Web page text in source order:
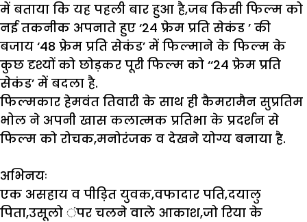
में बताया कि यह पहली बार हुआ है,जब किसी फिल्म को
नई तकनीक अपनाते हुए ‘24 फ्रेम प्रति सेकंड ’ की
बजाय ‘48 फ्रेम प्रति सेकंड’ में फिल्माने के फिल्म के
कुछ दृश्यों को छोड़कर पूरी फिल्म को ‘‘24 फ्रेम प्रति
सेकंड’ में बदला है.
फिल्मकार हेमवंत तिवारी के साथ ही कैमरामैन सुप्रतिम
भोल ने अपनी खास कलात्मक प्रतिभा के प्रदर्शन से
फिल्म को रोचक,मनोरंजक व देखने योग्य बनाया है.
अभिनयः
एक असहाय व पीड़ित युवक,वफादार पति,दयालु
पिता,उसूलो ंपर चलने वाले आकाश,जो रिया के